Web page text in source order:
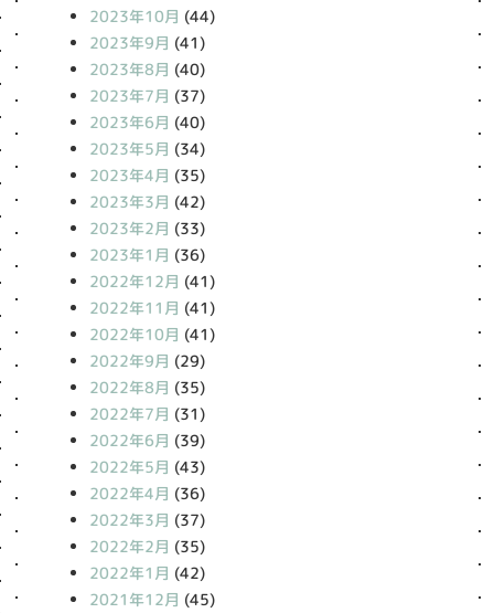
2023年10月 (44)
2023年9月 (41)
2023年8月 (40)
2023年7月 (37)
2023年6月 (40)
2023年5月 (34)
2023年4月 (35)
2023年3月 (42)
2023年2月 (33)
2023年1月 (36)
2022年12月 (41)
2022年11月 (41)
2022年10月 (41)
2022年9月 (29)
2022年8月 (35)
2022年7月 (31)
2022年6月 (39)
2022年5月 (43)
2022年4月 (36)
2022年3月 (37)
2022年2月 (35)
2022年1月 (42)
2021年12月 (45)